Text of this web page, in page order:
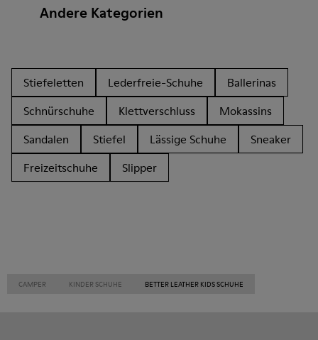
Andere Kategorien
Stiefeletten Lederfreie-Schuhe
Ballerinas
Schnürschuhe
Klettverschluss
Mokassins
Sandalen
Stiefel Lässige Schuhe
Sneaker
Freizeitschuhe
Slipper
CAMPER KINDER SCHUHE BETTER LEATHER KIDS SCHUHE